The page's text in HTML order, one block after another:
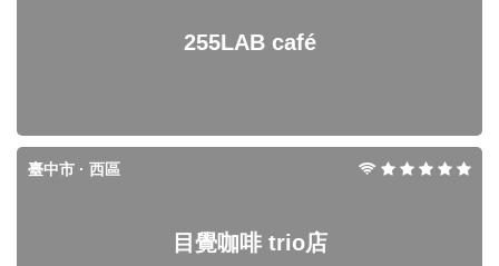
255LAB café
目覺咖啡 trio店
臺中市 · 西區